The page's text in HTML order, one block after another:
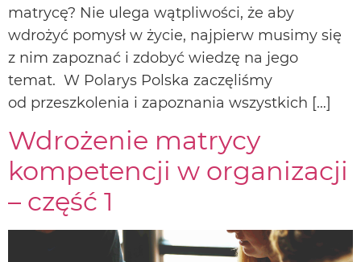
matrycę? Nie ulega wątpliwości, że aby
wdrożyć pomysł w życie, najpierw musimy się
z nim zapoznać i zdobyć wiedzę na jego
temat. W Polarys Polska zaczęliśmy
od przeszkolenia i zapoznania wszystkich […]
Wdrożenie matrycy
kompetencji w organizacji
– część 1